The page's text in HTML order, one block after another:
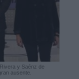
y Saénz de
ausente.